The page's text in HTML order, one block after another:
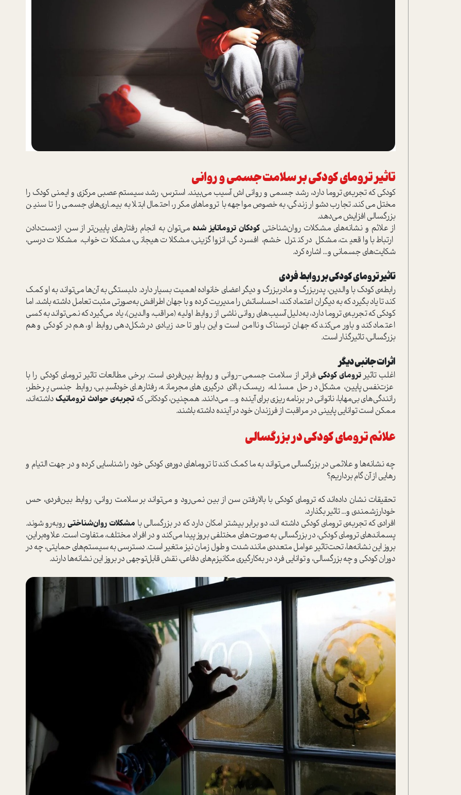
تاثیر ترومای کودکی بر سلامت جسمی و روانی
کودکی که تجربه‌ی تروما دارد، رشد جسمی و روانی اش آسیب می‌بیند. استرس، رشد سیستم عصبی مرکزی و ایمنی کودک را
مختل می‌کند. تجارب دشوار زندگی، به‌خصوص مواجهه با تروماهای مکرر، احتمال ابتلا به بیماری‌های جسمی را تا سنین
بزرگسالی افزایش می‌دهد.
از علائم و نشانه‌های مشکلات روان‌شناختیکودکان تروماتایز شدهمی‌توان به انجام رفتارهای پایین‌تر از سن، ازدست‌دادن
ارتباط با واقعیت، مشکل در کنترل خشم، افسردگی، انزواگزینی، مشکلات هیجانی، مشکلات خواب، مشکلات درسی،
شکایت‌های جسمانی و... اشاره کرد.
تاثیر ترومای کودکی بر روابط فردی
رابطه‌ی کودک با والدین، پدربزرگ و مادربزرگ و دیگر اعضای خانواده اهمیت بسیار دارد. دلبستگی به آن‌ها می‌تواند به او کمک
کند تا یاد بگیرد که به دیگران اعتماد کند، احساساتش را مدیریت کرده و با جهان اطرافش به‌صورتی مثبت تعامل داشته باشد. اما
کودکی که تجربه‌ی تروما دارد، به‌دلیل آسیب‌های روانی ناشی از روابط اولیه (مراقب، والدین)، یاد می‌گیرد که نمی‌تواند به کسی
اعتماد کند و باور می‌کند که جهان ترسناک و ناامن است و این باور تا حد زیادی در شکل‌دهی روابط او، هم در کودکی و هم
بزرگسالی، تاثیرگذار است.
اثرات جانبی دیگر
اغلب تاثیرترومای کودکی فراتر از سلامت جسمی-روانی و روابط بین‌فردی است. برخی مطالعات تاثیر ترومای کودکی را با
عزت‌نفس پایین، مشکل در حل مسئله، ریسک بالای درگیری‌های مجرمانه، رفتارهای خودآسیبی، روابط جنسی پرخطر،
رانندگی‌های بی‌مهابا، ناتوانی در برنامه‌ریزی برای آینده و... می‌دانند. همچنین، کودکانی کهتجربه‌ی حوادث تروماتیکداشته‌اند،
ممکن است توانایی پایینی در مراقبت از فرزندان خود در آینده داشته باشند.
علائم ترومای کودکی در بزرگسالی
چه نشانه‌ها و علائمی در بزرگسالی می‌تواند به ما کمک کند تا تروماهای دوره‌ی کودکی خود را شناسایی کرده و در جهت التیام و
رهایی از آن گام برداریم؟
تحقیقات نشان داده‌اند که ترومای کودکی با بالارفتن سن از بین نمی‌رود و می‌تواند بر سلامت روانی، روابط بین‌فردی، حس
خودارزشمندی و... تاثیر بگذارد.
افرادی که تجربه‌ی ترومای کودکی داشته اند، دو برابر بیشتر امکان دارد که در بزرگسالی با مشکلات روان‌شناختیروبه‌رو شوند.
پسماندهای ترومای کودکی، در بزرگسالی به صورت‌های مختلفی بروز پیدا می‌کند و در افراد مختلف، متفاوت است. علاوه‌براین،
بروز این نشانه‌ها، تحت‌تاثیر عوامل متعددی مانند شدت و طول زمان نیز متغیر است. دسترسی به سیستم‌های حمایتی، چه در
دوران کودکی و چه بزرگسالی، و توانایی فرد در به‌کارگیری مکانیزم‌های دفاعی، نقش قابل‌توجهی در بروز این نشانه‌ها دارند.